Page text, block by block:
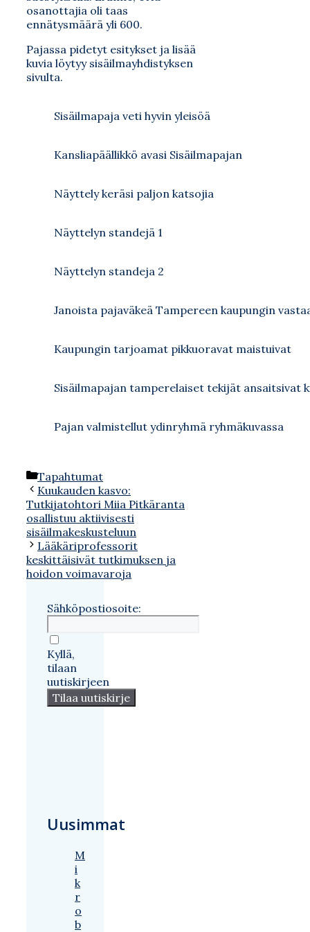
osanottajia oli taas
ennätysmäärä yli 600.
Pajassa pidetyt esitykset ja lisää
kuvia löytyy sisäilmayhdistyksen
sivulta.
Sisäilmapaja veti hyvin yleisöä
Kansliapäällikkö avasi Sisäilmapajan
Näyttely keräsi paljon katsojia
Näyttelyn standejä 1
Näyttelyn standeja 2
Janoista pajaväkeä Tampereen kaupungin
Kaupungin tarjoamat pikkuoravat maistuivat
Sisäilmapajan tamperelaiset tekijät ansaitsivat
Pajan valmistellut ydinryhmä ryhmäkuvassa
Kategoriat
Tapahtumat
Kuukauden kasvo:
Tutkijatohtori Miia Pitkäranta
osallistuu aktiivisesti
sisäilmakeskusteluun
Lääkäriprofessorit
keskittäisivät tutkimuksen ja
hoidon voimavaroja
Sähköpostiosoite:
Kyllä,
tilaan
uutiskirjeen
Uusimmat
M
i
k
r
o
b